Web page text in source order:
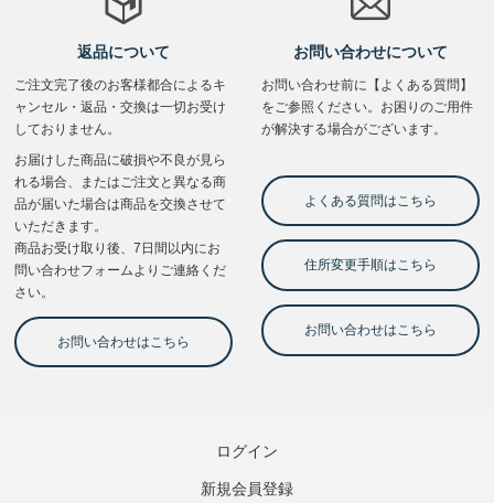
ログイン
新規会員登録